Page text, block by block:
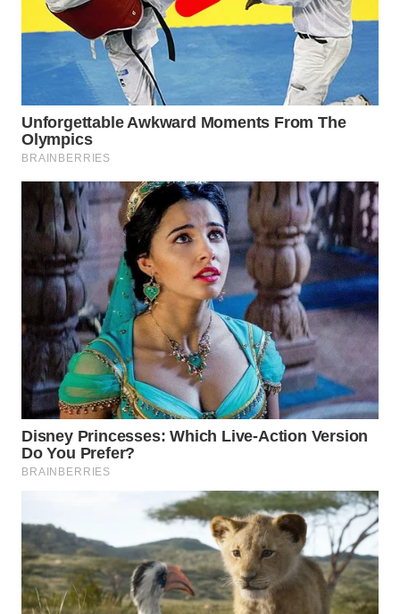
CO ID
WAHANANEWS
NET
WAHANA
SPORT
WAHANA
UMKM
WAHANA
SELEB
WAHANA
PERSONA
WAHANA
OTOMOTIF
WAHANA
HEALTH
WAHANA
DESA
WISATA
LAPAK